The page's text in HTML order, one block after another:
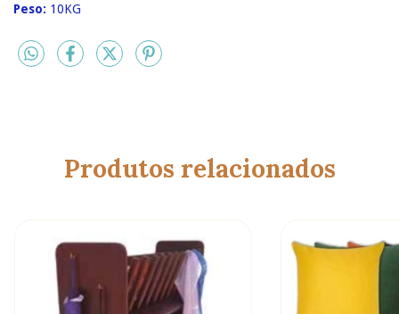
Peso: 10KG
Produtos relacionados